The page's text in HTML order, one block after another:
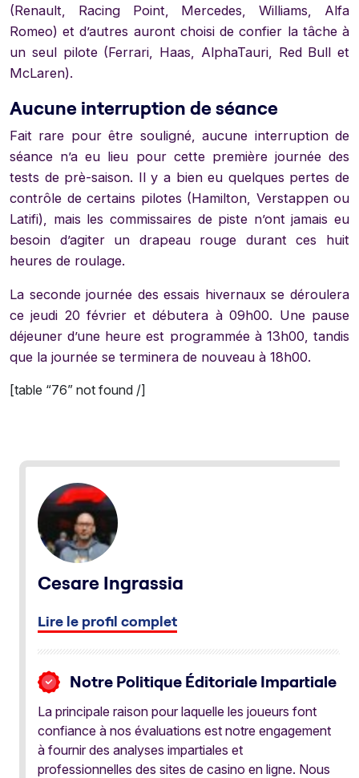
(Renault, Racing Point, Mercedes, Williams, Alfa
Romeo) et d’autres auront choisi de confier la tâche à
un seul pilote (Ferrari, Haas, AlphaTauri, Red Bull et
McLaren).
Aucune interruption de séance
Fait rare pour être souligné, aucune interruption de
séance n’a eu lieu pour cette première journée des
tests de prè-saison. Il y a bien eu quelques pertes de
contrôle de certains pilotes (Hamilton, Verstappen ou
Latifi), mais les commissaires de piste n’ont jamais eu
besoin d’agiter un drapeau rouge durant ces huit
heures de roulage.
La seconde journée des essais hivernaux se déroulera
ce jeudi 20 février et débutera à 09h00. Une pause
déjeuner d’une heure est programmée à 13h00, tandis
que la journée se terminera de nouveau à 18h00.
[table “76” not found /]
Cesare Ingrassia
Lire le profil complet
Notre Politique Éditoriale Impartiale
La principale raison pour laquelle les joueurs font
confiance à nos évaluations est notre engagement
à fournir des analyses impartiales et
professionnelles des sites de casino en ligne. Nous